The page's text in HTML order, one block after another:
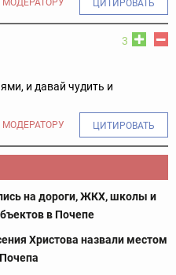
ЦИТИРОВАТЬ
3
и давай чудить и
ЦИТИРОВАТЬ
на дороги, ЖКХ, школы и
в Почепе
Христова назвали местом